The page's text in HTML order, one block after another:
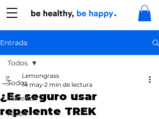
Entrada
Todos
Recetas
Nuun
Todos
¿Es seguro usar
repelente TREK
Lemongrass
14 may 2 min de lectura